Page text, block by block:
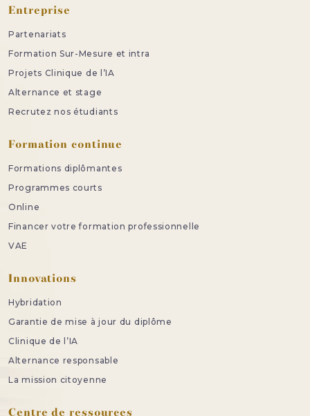
Entreprise
Partenariats
Formation Sur-Mesure et intra
Projets Clinique de l’IA
Alternance et stage
Recrutez nos étudiants
Formation continue
Formations diplômantes
Programmes courts
Online
Financer votre formation professionnelle
VAE
Innovations
Hybridation
Garantie de mise à jour du diplôme
Clinique de l’IA
Alternance responsable
La mission citoyenne
Centre de ressources